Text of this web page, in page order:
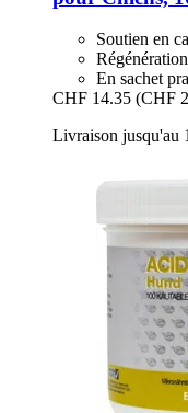
Soutien en
En sachet
CHF 14.35 (CHF
Livraison jusqu'au